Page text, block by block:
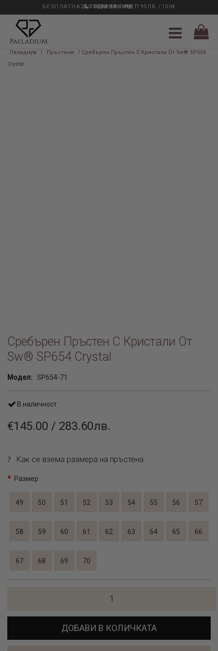
33 ГОДИНИ ОПИТ
БЕЗПЛАТНА ДОСТАВКА НАД 195ЛВ./100€
0889 888 484
Паладиум / Пръстени
/ Сребърен Пръстен С Кристали От Sw® SP654
Crystal
Сребърен Пръстен С Кристали От
Sw® SP654 Crystal
Модел: SP654-71
В наличност
€145.00 / 283.60лв.
Как се взема размера на пръстена
Размер
49 50 51 52 53 54 55 56 57
58 59 60 61 62 63 64 65 66
67 68 69 70
ДОБАВИ В КОЛИЧКАТА